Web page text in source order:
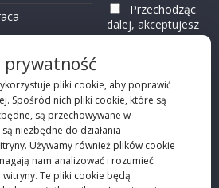
Przechodząc
dalej, akceptujesz
politykę
prywatność
pliki cookie, aby poprawić
Spośród nich pliki cookie, które są
są przechowywane w
niezbędne do działania
Używamy również plików cookie
nam analizować i rozumieć
Te pliki cookie będą